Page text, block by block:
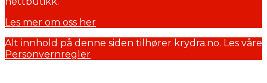
Les mer om oss her
Alt innhold på denne siden tilhører krydra.no. Les våre
Personvernregler